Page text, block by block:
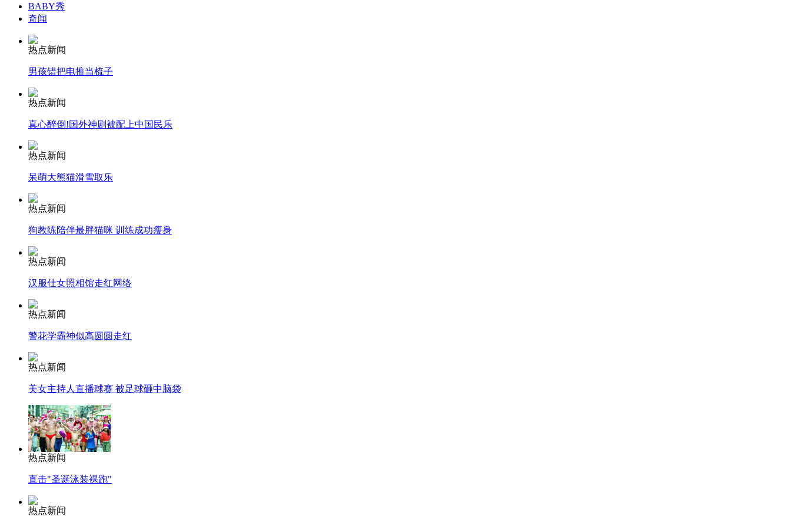
无痛分娩是否安全 医生回应
外交部：反对强权政治霸凌主义
外交部：有关国家言论片面不公正
走！跟着总书记去植树
纽约上演“枕头大战”
司机酒驾遇交警 急速倒车逃窜
BABY秀
奇闻
热点新闻
男孩错把电推当梳子
热点新闻
真心醉倒!国外神剧被配上中国民乐
热点新闻
呆萌大熊猫滑雪取乐
热点新闻
狗教练陪伴最胖猫咪 训练成功瘦身
热点新闻
汉服仕女照相馆走红网络
热点新闻
警花学霸神似高圆圆走红
热点新闻
美女主持人直播球赛 被足球砸中脑袋
热点新闻
直击"圣诞泳装裸跑"
热点新闻